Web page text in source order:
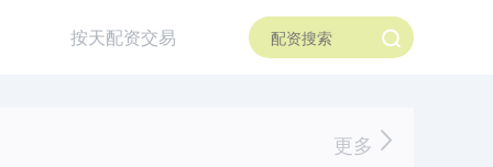
按天配资交易
更多